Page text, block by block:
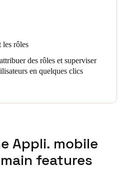
les rôles
des rôles et superviser
en quelques clics
Appli. mobile
features